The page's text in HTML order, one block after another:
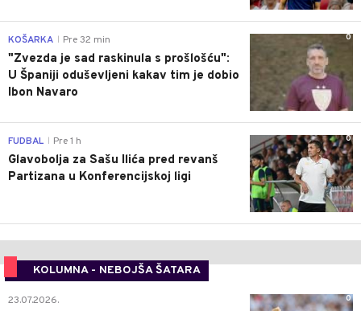
0
KOŠARKA Pre 32 min
"Zvezda je sad raskinula s prošlošću":
U Španiji oduševljeni kakav tim je dobio
Ibon Navaro
0
FUDBAL Pre 1 h
Glavobolja za Sašu Ilića pred revanš
Partizana u Konferencijskoj ligi
KOLUMNA - NEBOJŠA ŠATARA
0
23.07.2026.